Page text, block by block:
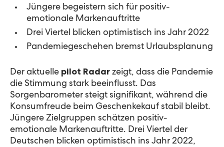
Jüngere begeistern sich für positiv-
emotionale Markenauftritte
Drei Viertel blicken optimistisch ins Jahr 2022
Pandemiegeschehen bremst Urlaubsplanung
Der aktuelle pilot Radar zeigt, dass die Pandemie
die Stimmung stark beeinflusst. Das
Sorgenbarometer steigt signifikant, während die
Konsumfreude beim Geschenkekauf stabil bleibt.
Jüngere Zielgruppen schätzen positiv-
emotionale Markenauftritte. Drei Viertel der
Deutschen blicken optimistisch ins Jahr 2022,